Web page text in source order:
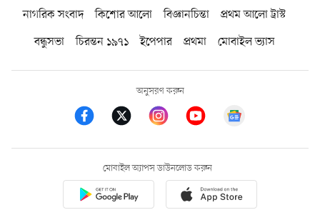
নাগরিক সংবাদ কিশোর আলো বিজ্ঞানচিন্তা
প্রথম আলো ট্রাস্ট
বন্ধুসভা
চিরন্তন ১৯৭১ ইপেপার প্রথমা মোবাইল ভ্যাস
অনুসরণ করুন
মোবাইল অ্যাপস ডাউনলোড করুন